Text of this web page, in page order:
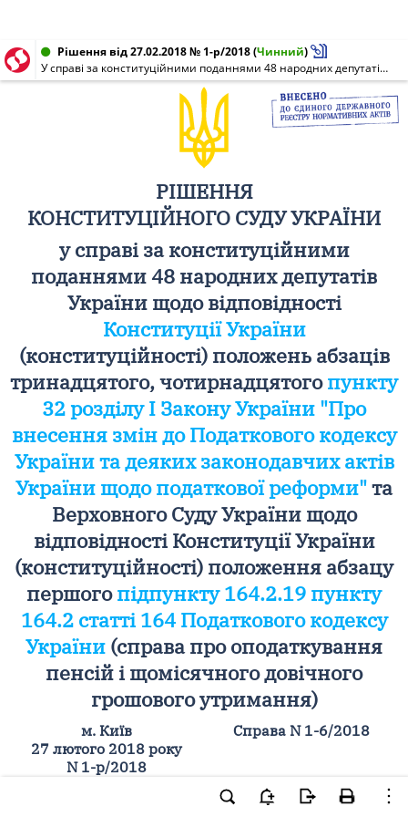
Рішення від 27.02.2018 № 1-р/2018(Чинний)
У справі за конституційними поданнями 48 народних депутатів України щодо відповідності Конституції України (конституційності) положень абзаців тринадцятого, чотирнадцятого пункту 32 розділу I Закону України "Про внесення змін до Податкового кодексу України та деяких законодавчих актів України щодо податкової реформи" та Верховного Суду України щодо відповідності Конституції України (конституційності) положення абзацу першого підпункту 164.2.19 пункту 164.2 статті 164 Податкового кодексу України (справа про оподаткування пенсій і щомісячного довічного грошового утримання)